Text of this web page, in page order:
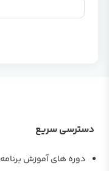
دسترسی سریع
دوره های آموزش برنامه